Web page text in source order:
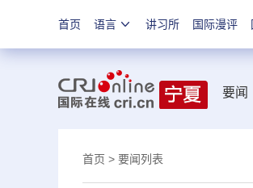
首页 语言 讲习所 国际漫评
要闻
首页 > 要闻列表